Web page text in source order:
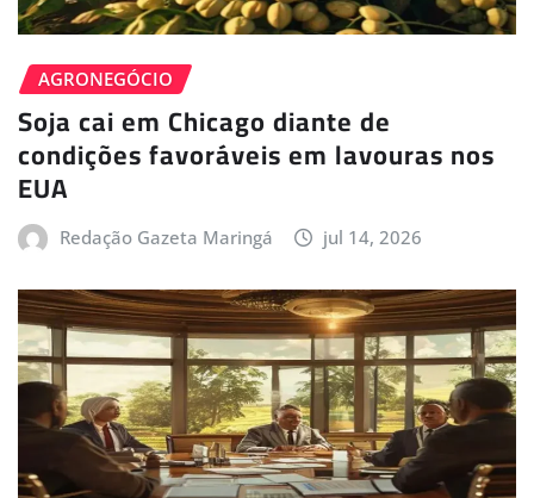
AGRONEGÓCIO
Soja cai em Chicago diante de
condições favoráveis em lavouras nos
EUA
Redação Gazeta Maringá jul 14, 2026